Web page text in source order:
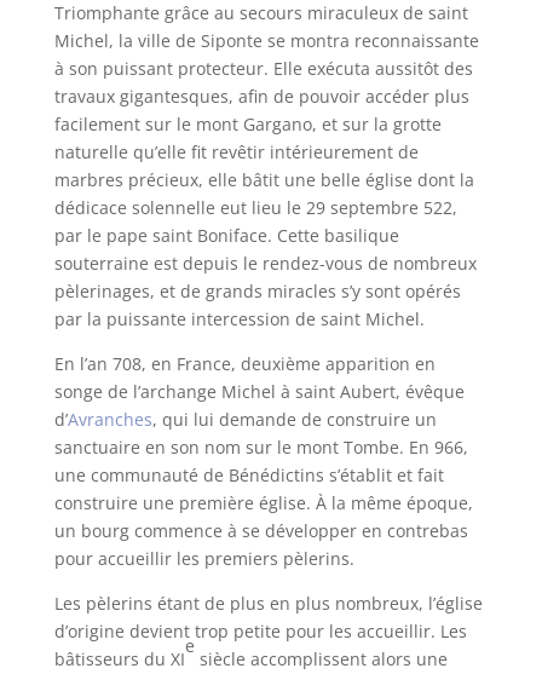
Triomphante grâce au secours miraculeux de saint
Michel, la ville de Siponte se montra reconnaissante
à son puissant protecteur. Elle exécuta aussitôt des
travaux gigantesques, afin de pouvoir accéder plus
facilement sur le mont Gargano, et sur la grotte
naturelle qu’elle fit revêtir intérieurement de
marbres précieux, elle bâtit une belle église dont la
dédicace solennelle eut lieu le 29 septembre 522,
par le pape saint Boniface. Cette basilique
souterraine est depuis le rendez-vous de nombreux
pèlerinages, et de grands miracles s’y sont opérés
par la puissante intercession de saint Michel.
En l’an 708, en France, deuxième apparition en
songe de l’archange Michel à saint Aubert, évêque
d’Avranches, qui lui demande de construire un
sanctuaire en son nom sur le mont Tombe. En 966,
une communauté de Bénédictins s’établit et fait
construire une première église. À la même époque,
un bourg commence à se développer en contrebas
pour accueillir les premiers pèlerins.
Les pèlerins étant de plus en plus nombreux, l’église
d’origine devient trop petite pour les accueillir. Les
bâtisseurs du XI
e
siècle accomplissent alors une